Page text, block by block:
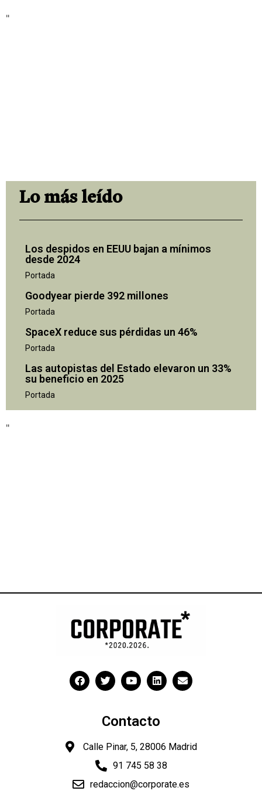
"
Lo más leído
Los despidos en EEUU bajan a mínimos
desde 2024
Portada
Goodyear pierde 392 millones
Portada
SpaceX reduce sus pérdidas un 46%
Portada
Las autopistas del Estado elevaron un 33%
su beneficio en 2025
Portada
"
Contacto
Calle Pinar, 5, 28006 Madrid
91 745 58 38
redaccion@corporate.es